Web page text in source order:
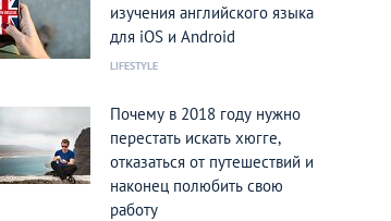
изучения английского языка
для iOS и Android
LIFESTYLE
Почему в 2018 году нужно
перестать искать хюгге,
отказаться от путешествий и
наконец полюбить свою
работу